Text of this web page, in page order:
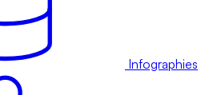
Infographies